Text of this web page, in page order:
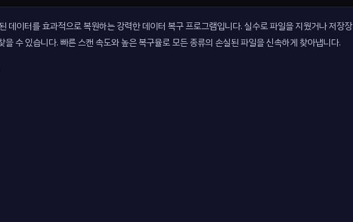
이터를 효과적으로 복원하는 강력한 데이터 복구 프로그램입니다. 실수로 파일을 지웠거나 저장장
수 있습니다. 빠른 스캔 속도와 높은 복구율로 모든 종류의 손실된 파일을 신속하게 찾아냅니다.